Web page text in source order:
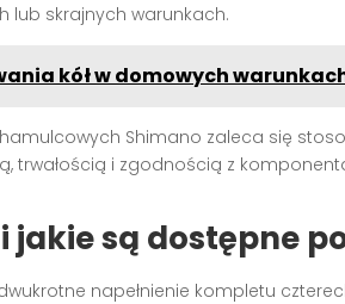
lub skrajnych warunkach.
kół w domowych
Shimano zaleca się
trwałością i zgodnością z
jakie są dostępne
napełnienie kompletu